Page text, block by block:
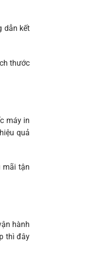
dẫn kết
thước
máy in
quả
mãi tận
hành
thì đây